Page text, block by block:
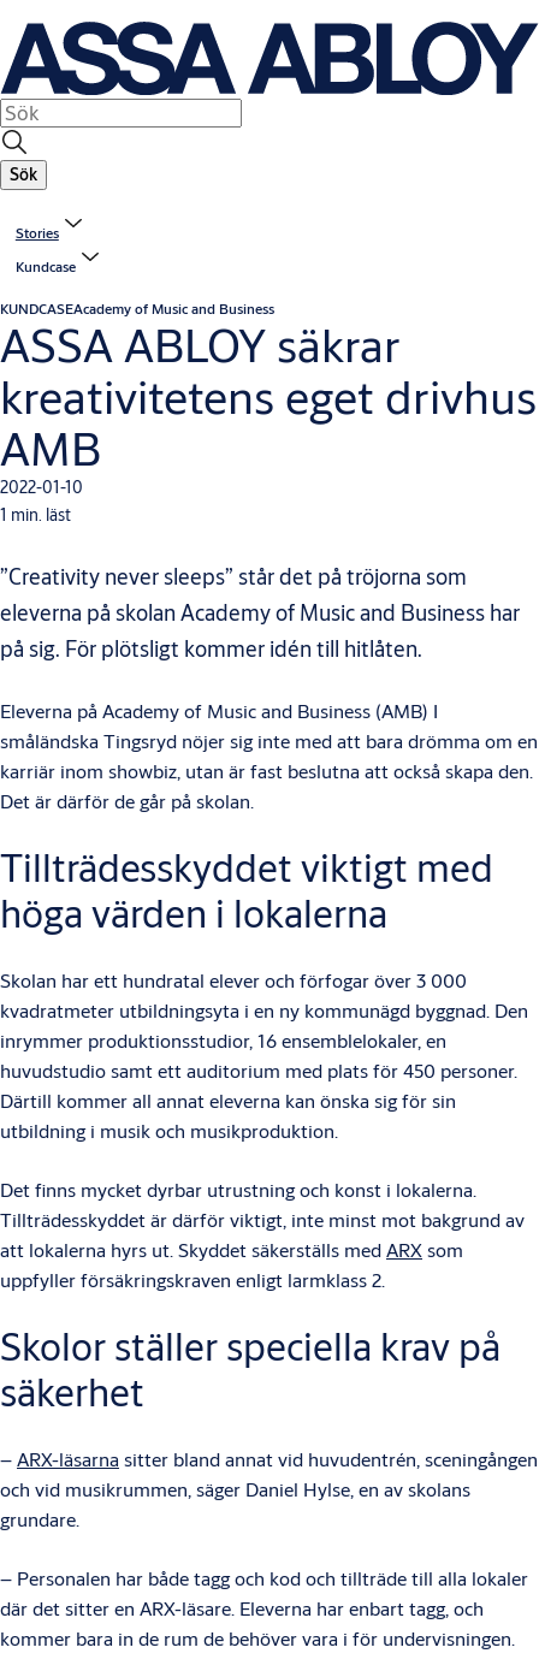
Sök
Stories
Kundcase
KUNDCASEAcademy of Music and Business
ASSA ABLOY säkrar
kreativitetens eget drivhus
AMB
2022-01-10
1 min. läst
”Creativity never sleeps” står det på tröjorna som
eleverna på skolan Academy of Music and Business har
på sig. För plötsligt kommer idén till hitlåten.
Eleverna på Academy of Music and Business (AMB) I
småländska Tingsryd nöjer sig inte med att bara drömma om en
karriär inom showbiz, utan är fast beslutna att också skapa den.
Det är därför de går på skolan.
Tillträdesskyddet viktigt med
höga värden i lokalerna
Skolan har ett hundratal elever och förfogar över 3 000
kvadratmeter utbildningsyta i en ny kommunägd byggnad. Den
inrymmer produktionsstudior, 16 ensemblelokaler, en
huvudstudio samt ett auditorium med plats för 450 personer.
Därtill kommer all annat eleverna kan önska sig för sin
utbildning i musik och musikproduktion.
Det finns mycket dyrbar utrustning och konst i lokalerna.
Tillträdesskyddet är därför viktigt, inte minst mot bakgrund av
att lokalerna hyrs ut. Skyddet säkerställs medARXsom
uppfyller försäkringskraven enligt larmklass 2.
Skolor ställer speciella krav på
säkerhet
–ARX-läsarna sitter bland annat vid huvudentrén, sceningången
och vid musikrummen, säger Daniel Hylse, en av skolans
grundare.
– Personalen har både tagg och kod och tillträde till alla lokaler
där det sitter en ARX-läsare. Eleverna har enbart tagg, och
kommer bara in de rum de behöver vara i för undervisningen.